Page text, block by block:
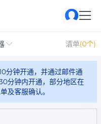
清单(0个)
分钟开通，并通过邮件通
分钟内开通，部分地区在
及客服确认。